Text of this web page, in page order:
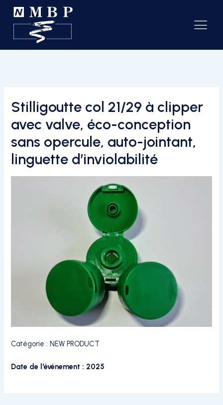
Stilligoutte col 21/29 à clipper
avec valve, éco-conception
sans opercule, auto-jointant,
linguette d’inviolabilité
Catégorie :NEW PRODUCT
Date de l'événement : 2025